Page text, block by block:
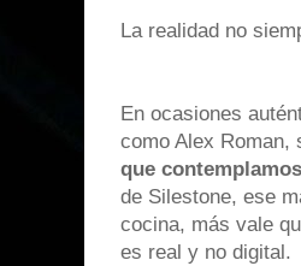
La realidad no
En ocasiones
como Alex Roman,
que
de Silestone, ese
cocina, más vale
es real y no digital.